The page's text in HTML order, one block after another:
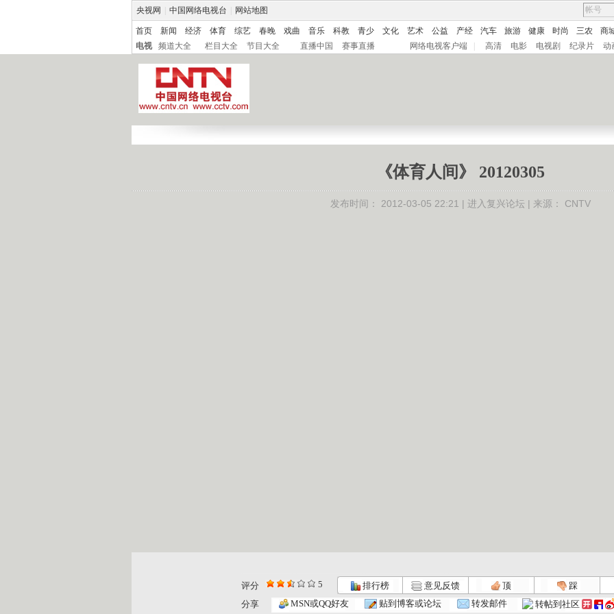
央视网 中国网络电视台 网站地图
首页 新闻 经济 体育 综艺 春晚 戏曲 音乐 科教 青少 文化 艺术 公益 产经 汽车 旅游 健康 时尚 三农
商
电视
频道大全 栏目大全 节目大全 直播中国 赛事直播 网络电视客户端 高清 电影 电视剧 纪录片 动
《体育人间》 20120305
发布时间： 2012-03-05 22:21 | 进入复兴论坛 | 来源： CNTV
评分 5 排行榜 意见反馈 顶
踩
分享
MSN或QQ好友 贴到博客或论坛 转发邮件 转帖到社区